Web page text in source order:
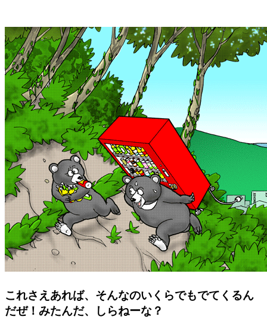
これさえあれば、そんなのいくらでもでてくるん
だぜ！みたんだ、しらねーな？